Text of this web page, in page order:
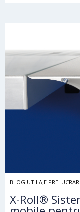
BLOG UTILAJE
X-Roll®